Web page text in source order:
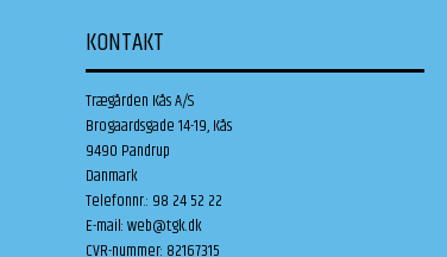
KONTAKT
Trægården Kås A/S
Brogaardsgade 14-19, Kås
9490 Pandrup
Danmark
Telefonnr.: 98 24 52 22
E-mail:web@tgk.dk
CVR-nummer: 82167315